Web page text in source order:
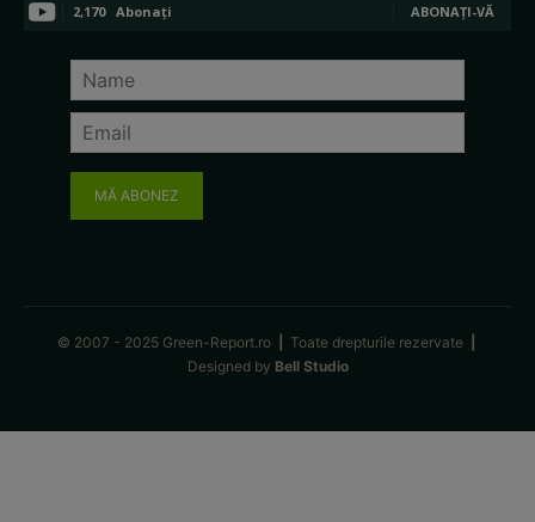
2,170 Abonați ABONAȚI-VĂ
MĂ ABONEZ
© 2007 - 2025 Green-Report.ro Toate drepturile rezervate
Designed by Bell Studio